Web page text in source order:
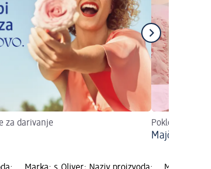
za darivanje Poklonite
Majčin dan